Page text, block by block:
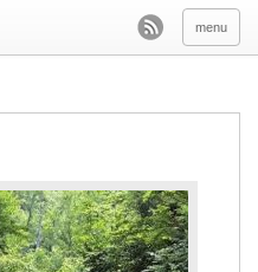
menu